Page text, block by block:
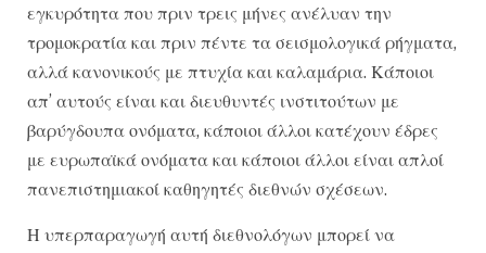
εγκυρότητα που πριν τρεις μήνες ανέλυαν την
τρομοκρατία και πριν πέντε τα σεισμολογικά ρήγματα,
αλλά κανονικούς με πτυχία και καλαμάρια. Κάποιοι
απ’ αυτούς είναι και διευθυντές ινστιτούτων με
βαρύγδουπα ονόματα, κάποιοι άλλοι κατέχουν έδρες
με ευρωπαϊκά ονόματα και κάποιοι άλλοι είναι απλοί
πανεπιστημιακοί καθηγητές διεθνών σχέσεων.
Η υπερπαραγωγή αυτή διεθνολόγων μπορεί να